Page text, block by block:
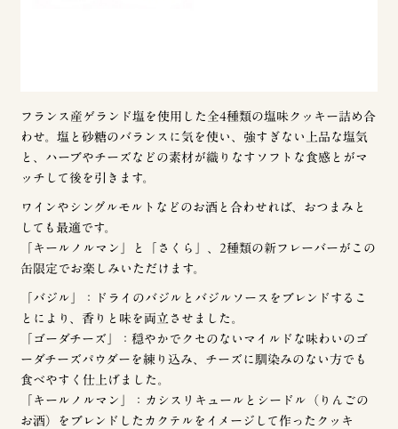
フランス産ゲランド塩を使用した全4種類の塩味クッキー詰め合
わせ。塩と砂糖のバランスに気を使い、強すぎない上品な塩気
と、ハーブやチーズなどの素材が織りなすソフトな食感とがマ
ッチして後を引きます。
ワインやシングルモルトなどのお酒と合わせれば、おつまみと
しても最適です。
「キールノルマン」と「さくら」、2種類の新フレーバーがこの
缶限定でお楽しみいただけます。
「バジル」：ドライのバジルとバジルソースをブレンドするこ
とにより、香りと味を両立させました。
「ゴーダチーズ」：穏やかでクセのないマイルドな味わいのゴ
ーダチーズパウダーを練り込み、チーズに馴染みのない方でも
食べやすく仕上げました。
「キールノルマン」：カシスリキュールとシードル（りんごの
お酒）をブレンドしたカクテルをイメージして作ったクッキ